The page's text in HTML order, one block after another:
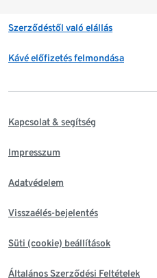
Szerződéstől való elállás
Kávé előfizetés felmondása
Kapcsolat & segítség
Impresszum
Adatvédelem
Visszaélés-bejelentés
Süti (cookie) beállítások
Általános Szerződési Feltételek